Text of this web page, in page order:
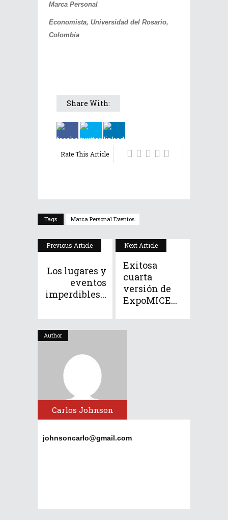
Marca Personal
Economista, Universidad del Rosario,
Colombia
Share With:
Rate This Article
Tags Marca Personal Eventos
Previous Article
Los lugares y
eventos
imperdibles...
Next Article
Exitosa
cuarta
versión de
ExpoMICE...
Author
Carlos Johnson
johnsoncarlo@gmail.com